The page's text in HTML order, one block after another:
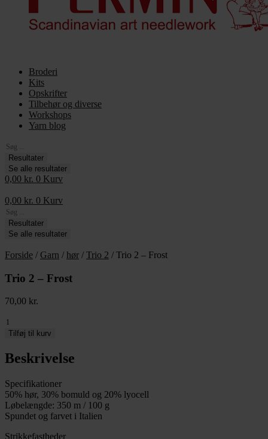
Broderi
Kits
Opskrifter
Tilbehør og diverse
Workshops
Yarn blog
Search
...Resultater
Se alle resultater
0,00 kr. 0 Kurv
0,00 kr. 0 Kurv
Search
...Resultater
Se alle resultater
Forside / Garn / hør / Trio 2 / Trio 2 – Frost
Trio 2 – Frost
70,00 kr.
Trio
2
Frost
antal
Tilføj til kurv
Beskrivelse
Specifikationer
50% hør, 30% bomuld og 20% lyocell
Løbelængde: 350 m / 100 g
Spundet og farvet i Italien
Strikkefastheder